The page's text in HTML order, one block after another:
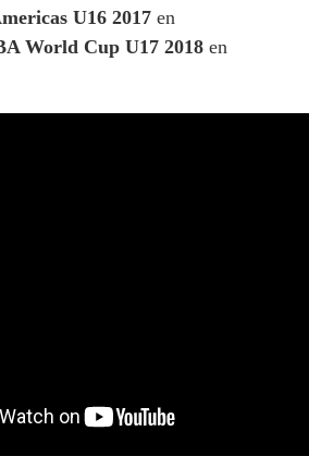
U16 2017 en
World Cup U17 2018 en